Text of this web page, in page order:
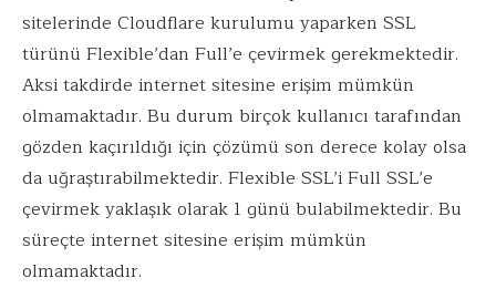
sitelerinde Cloudflare kurulumu yaparken SSL
türünü Flexible’dan Full’e çevirmek gerekmektedir.
Aksi takdirde internet sitesine erişim mümkün
olmamaktadır. Bu durum birçok kullanıcı tarafından
gözden kaçırıldığı için çözümü son derece kolay olsa
da uğraştırabilmektedir. Flexible SSL’i Full SSL’e
çevirmek yaklaşık olarak 1 günü bulabilmektedir. Bu
süreçte internet sitesine erişim mümkün
olmamaktadır.